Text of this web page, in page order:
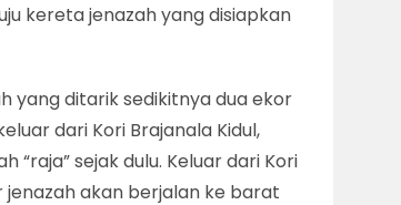
kereta jenazah yang disiapkan
yang ditarik sedikitnya dua ekor
dari Kori Brajanala Kidul,
“raja” sejak dulu. Keluar dari Kori
akan berjalan ke barat